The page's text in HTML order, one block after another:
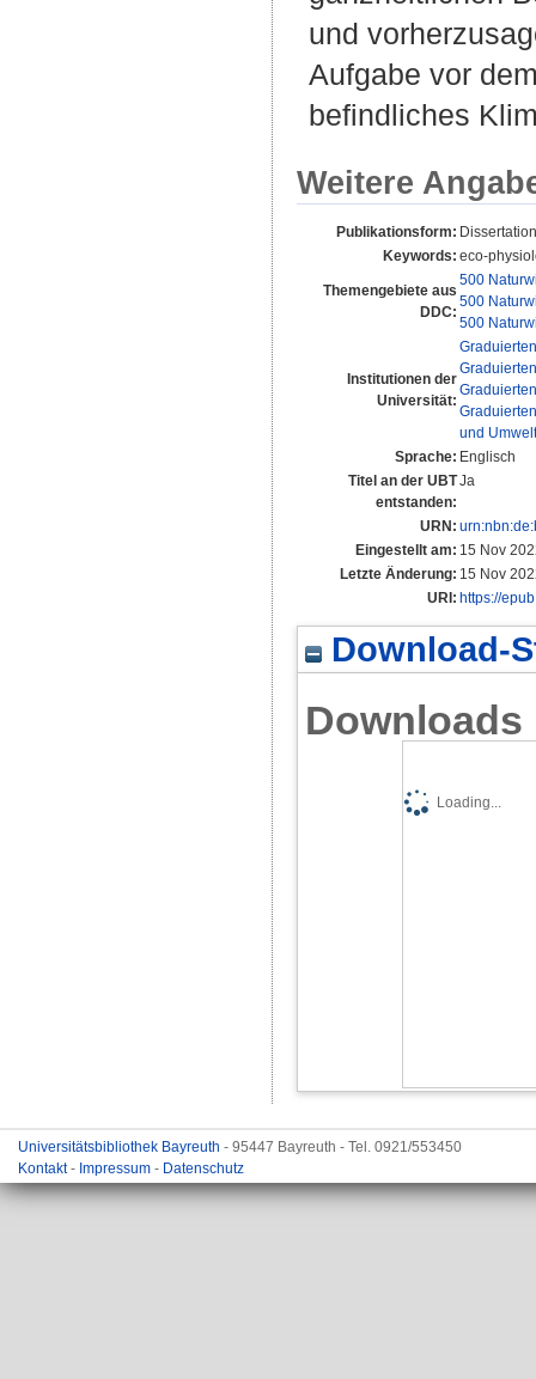
und
Aufgabe vor
befindliches
Weitere
Publikationsform:
Keywords: eco-
Themengebiete aus
DDC:
500
500
500
Institutionen der
Universität:
und
Sprache: Englisch
Titel an der UBT
entstanden:
Ja
URN:
Eingestellt am: 15 Nov
Letzte Änderung: 15 Nov
URI: https://
Download-
Downloads
Loading...
Universitätsbibliothek Bayreuth - 95447 Bayreuth - Tel. 0921/553450
Kontakt- Impressum - Datenschutz